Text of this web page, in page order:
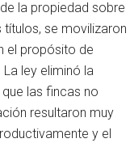
la propiedad sobre
se movilizaron
el propósito de
ley eliminó la
las fincas no
resultaron muy
y el